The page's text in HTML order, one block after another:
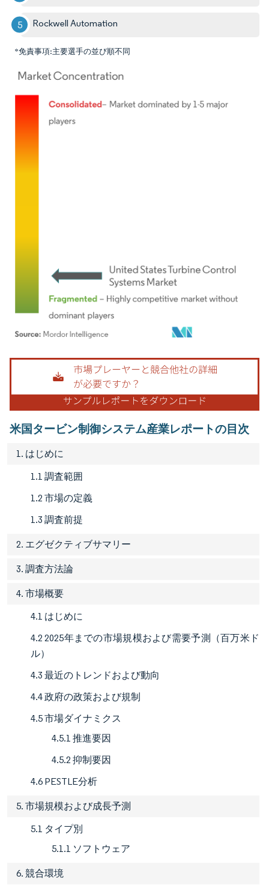
Rockwell Automation
*免責事項:主要選手の並び順不同
画像 © Mordor Intelligence。再利用にはCC BY 4.0の表示が必要です。
米国タービン制御システム産業レポートの目次
1. はじめに
1.1 調査範囲
1.2 市場の定義
1.3 調査前提
2. エグゼクティブサマリー
3. 調査方法論
4. 市場概要
4.1 はじめに
4.2 2025年までの市場規模および需要予測（百万米ド
ル）
4.3 最近のトレンドおよび動向
4.4 政府の政策および規制
4.5 市場ダイナミクス
4.5.1 推進要因
4.5.2 抑制要因
4.6 PESTLE分析
5. 市場規模および成長予測
5.1 タイプ別
5.1.1 ソフトウェア
6. 競合環境